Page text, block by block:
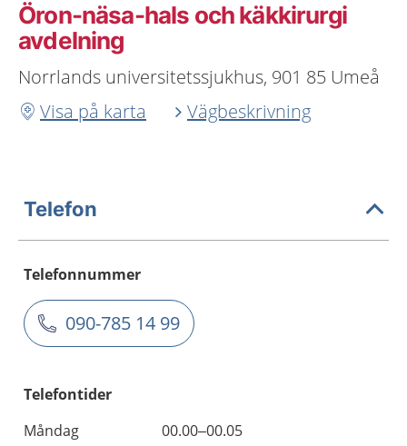
Öron-näsa-hals och käkkirurgi
avdelning
Norrlands universitetssjukhus, 901 85 Umeå
Visa på karta
Vägbeskrivning
Telefon
Telefonnummer
090-785 14 99
Telefontider
Måndag
00.00–00.05